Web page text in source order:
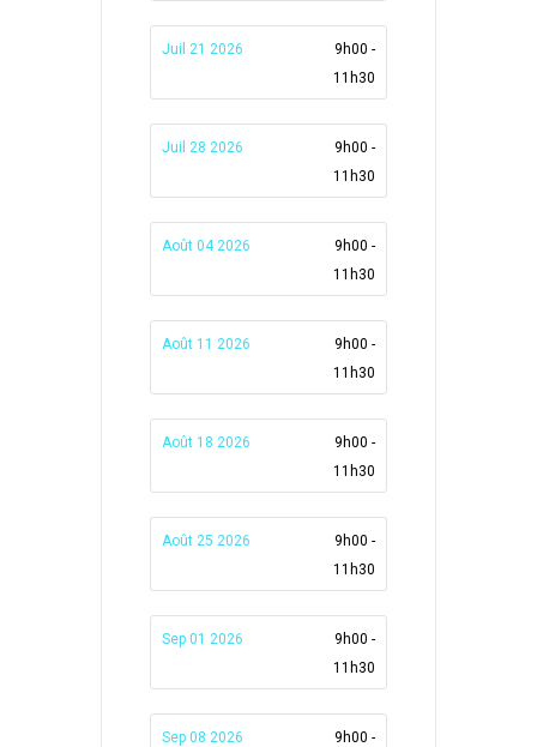
Juil 21 2026
9h00 -
11h30
Juil 28 2026
9h00 -
11h30
Août 04 2026
9h00 -
11h30
Août 11 2026
9h00 -
11h30
Août 18 2026
9h00 -
11h30
Août 25 2026
9h00 -
11h30
Sep 01 2026
9h00 -
11h30
Sep 08 2026
9h00 -